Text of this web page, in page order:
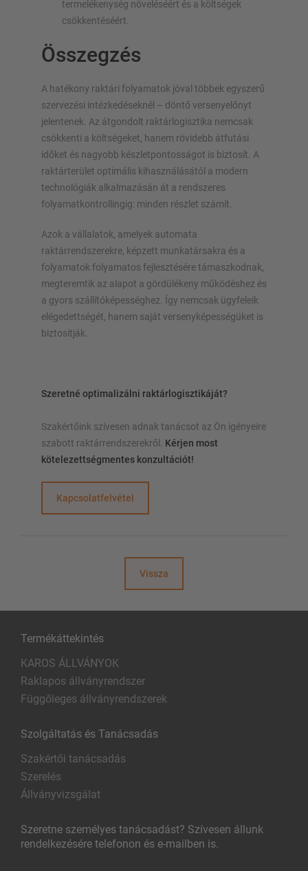
termelékenység növeléséért és a költségek
csökkentéséért.
Összegzés
A hatékony raktári folyamatok jóval többek egyszerű
szervezési intézkedéseknél – döntő versenyelőnyt
jelentenek. Az átgondolt raktárlogisztika nemcsak
csökkenti a költségeket, hanem rövidebb átfutási
időket és nagyobb készletpontosságot is biztosít. A
raktárterület optimális kihasználásától a modern
technológiák alkalmazásán át a rendszeres
folyamatkontrollingig: minden részlet számít.
Azok a vállalatok, amelyek automata
raktárrendszerekre, képzett munkatársakra és a
folyamatok folyamatos fejlesztésére támaszkodnak,
megteremtik az alapot a gördülékeny működéshez és
a gyors szállítóképességhez. Így nemcsak ügyfeleik
elégedettségét, hanem saját versenyképességüket is
biztosítják.
Szeretné optimalizálni raktárlogisztikáját?
Szakértőink szívesen adnak tanácsot az Ön igényeire
szabott raktárrendszerekről. Kérjen most
kötelezettségmentes konzultációt!
Kapcsolatfelvétel
Vissza
Termékáttekintés
KAROS ÁLLVÁNYOK
Raklapos állványrendszer
Függőleges állványrendszerek
Szolgáltatás és Tanácsadás
Szakértői tanácsadás
Szerelés
Állványvizsgálat
Szeretne személyes tanácsadást? Szívesen állunk
rendelkezésére telefonon és e-mailben is.